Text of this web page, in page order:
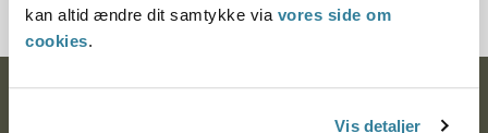
kan altid ændre dit samtykke via vores side om
cookies.
Vis detaljer